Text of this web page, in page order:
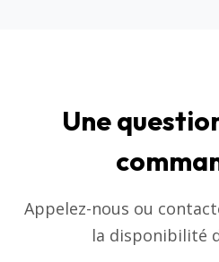
Une
Appelez-nous ou
la disponibilité